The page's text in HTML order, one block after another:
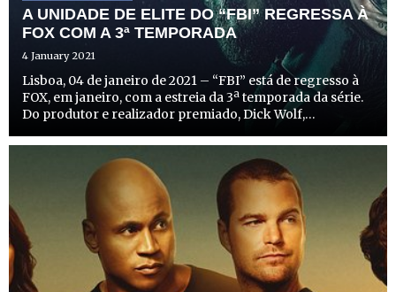
A UNIDADE DE ELITE DO “FBI” REGRESSA À
FOX COM A 3ª TEMPORADA
4 January 2021
Lisboa, 04 de janeiro de 2021 – “FBI” está de regresso à
FOX, em janeiro, com a estreia da 3ª temporada da série.
Do produtor e realizador premiado, Dick Wolf,
drama intenso que explora o funcionamento interno do